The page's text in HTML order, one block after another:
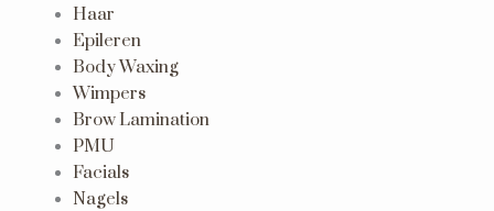
Haar
Epileren
Body Waxing
Wimpers
Brow Lamination
PMU
Facials
Nagels